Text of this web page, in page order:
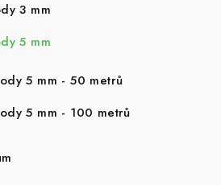
3 mm
5 mm
5 mm - 50 metrů
5 mm - 100 metrů